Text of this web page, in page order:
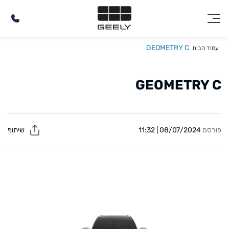
עמוד הבית GEOMETRY C
GEOMETRY C
פורסם 08/07/2024 | 11:32